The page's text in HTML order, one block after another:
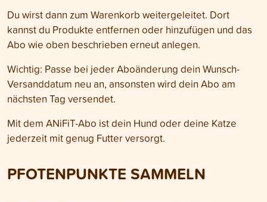
Du wirst dann zum Warenkorb weitergeleitet. Dort
kannst du Produkte entfernen oder hinzufügen und das
Abo wie oben beschrieben erneut anlegen.
Wichtig: Passe bei jeder Aboänderung dein Wunsch-
Versanddatum neu an, ansonsten wird dein Abo am
nächsten Tag versendet.
Mit dem ANiFiT-Abo ist dein Hund oder deine Katze
jederzeit mit genug Futter versorgt.
PFOTENPUNKTE SAMMELN